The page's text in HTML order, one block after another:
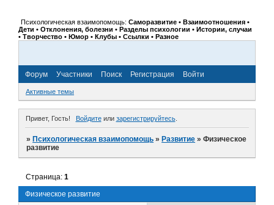
Психологическая взаимопомощь: Саморазвитие • Взаимоотношения •
Дети • Отклонения, болезни • Разделы психологии • Истории, случаи
• Творчество • Юмор • Клубы • Ссылки • Разное
Форум Участники Поиск Регистрация Войти
Активные темы
Привет, Гость! Войдитеили зарегистрируйтесь.
»Психологическая взаимопомощь »Развитие »Физическое
развитие
Физическое развитие
Страница:1